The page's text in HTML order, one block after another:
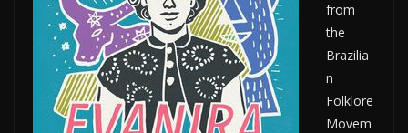
from
the
Brazilia
n
Folklore
Movem